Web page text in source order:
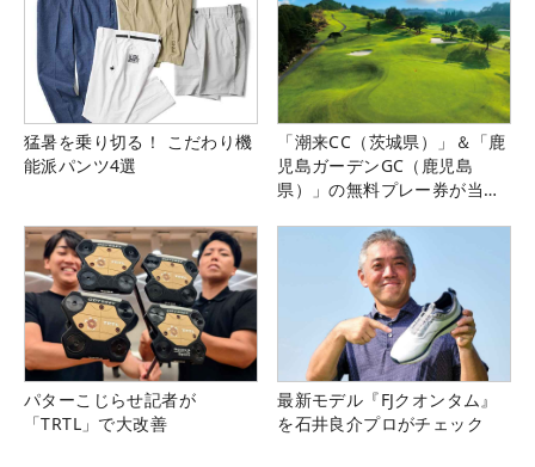
猛暑を乗り切る！ こだわり機
能派パンツ4選
「潮来CC（茨城県）」＆「鹿
児島ガーデンGC（鹿児島
県）」の無料プレー券が当た
パターこじらせ記者が
「TRTL」で大改善
最新モデル『FJクオンタム』
を石井良介プロがチェック